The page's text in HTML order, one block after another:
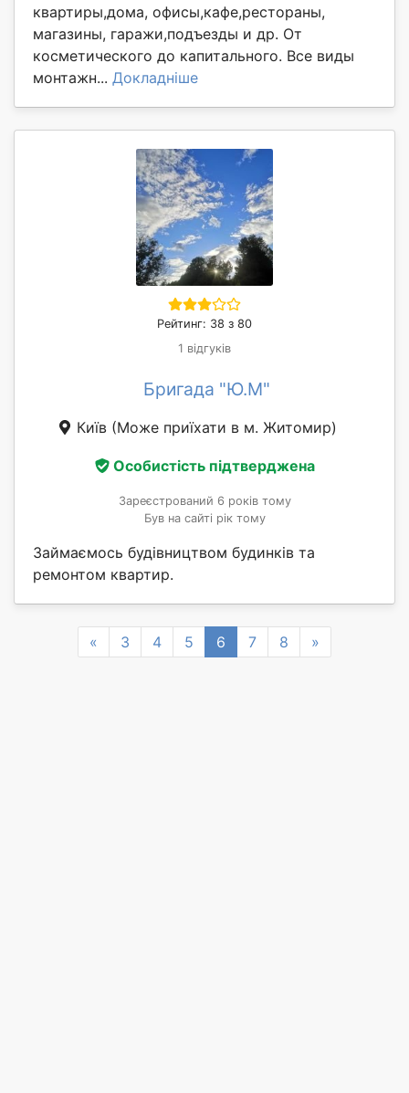
квартиры,дома, офисы,кафе,рестораны,
магазины, гаражи,подъезды и др. От
косметического до капитального. Все виды
монтажн... Докладніше
Рейтинг: 38 з 80
1 відгуків
Бригада "Ю.М"
Київ (Може приїхати в м. Житомир)
Особистість підтверджена
Зареєстрований 6 років тому
Був на сайті рік тому
Займаємось будівництвом будинків та
ремонтом квартир.
« Previous
3 4 5 6 7 8 »